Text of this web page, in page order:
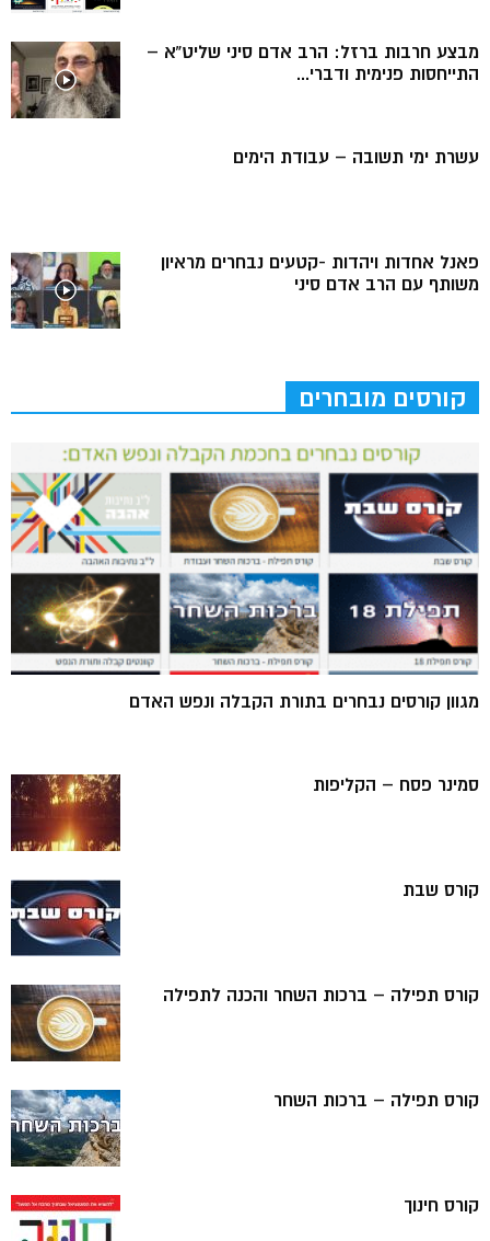
מבצע חרבות ברזל: הרב אדם סיני שליט”א –
התייחסות פנימית ודברי...
עשרת ימי תשובה – עבודת הימים
פאנל אחדות ויהדות -קטעים נבחרים מראיון
משותף עם הרב אדם סיני
קורסים מובחרים
מגוון קורסים נבחרים בתורת הקבלה ונפש האדם
סמינר פסח – הקליפות
קורס שבת
קורס תפילה – ברכות השחר והכנה לתפילה
קורס תפילה – ברכות השחר
קורס חינוך